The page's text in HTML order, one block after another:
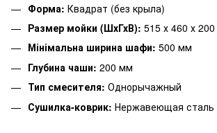
Форма: Квадрат (без крыла)
Размер мойки (ШхГхВ): 515 х 460 х
Мінімальна ширина шафи: 500 мм
Глубина чаши: 200 мм
Тип смесителя: Однорычажный
Сушилка-коврик: Нержавеющая сталь